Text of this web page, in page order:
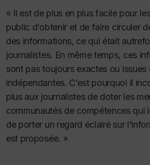
« Il est de plus en plus facile pour
public d’obtenir et de faire circuler
des informations, ce qui était
journalistes. En même temps, ces
sont pas toujours exactes ou issues
indépendantes. C’est pourquoi il
plus aux journalistes de doter les
communautés de compétences qui
de porter un regard éclairé sur
est proposée. »